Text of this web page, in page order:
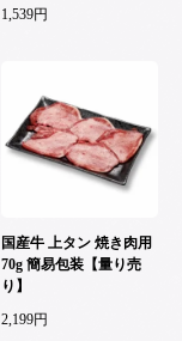
1,539円
国産牛 上タン 焼き肉用
70g 簡易包装【量り売
り】
2,199円